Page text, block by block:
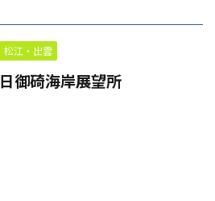
松江・出雲
日御碕海岸展望所